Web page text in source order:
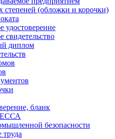
степеней (обложки и корочки)
удостоверение
свидетельство
диплом
бланк
безопасности